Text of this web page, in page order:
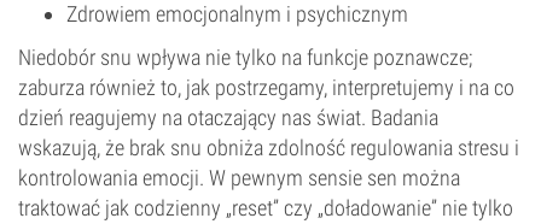
Zdrowiem emocjonalnym i psychicznym
Niedobór snu wpływa nie tylko na funkcje poznawcze;
zaburza również to, jak postrzegamy, interpretujemy i na co
dzień reagujemy na otaczający nas świat. Badania
wskazują, że brak snu obniża zdolność regulowania stresu i
kontrolowania emocji. W pewnym sensie sen można
traktować jak codzienny „reset” czy „doładowanie” nie tylko